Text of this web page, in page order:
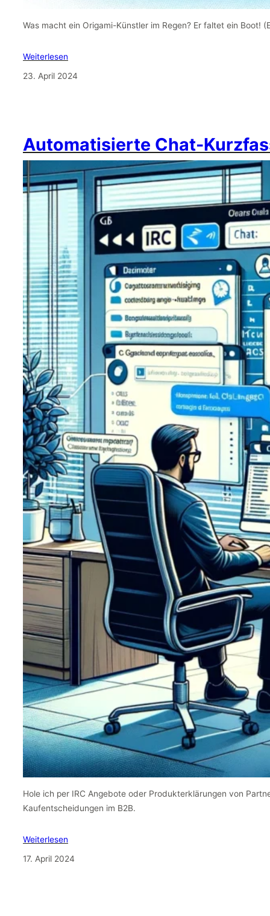
Was macht ein Origami-Künstler im Regen? Er faltet ein Boot!
Weiterlesen
23. April 2024
Automatisierte Chat-
Hole ich per IRC Angebote oder Produkterklärungen von
Kaufentscheidungen im B2B.
Weiterlesen
17. April 2024